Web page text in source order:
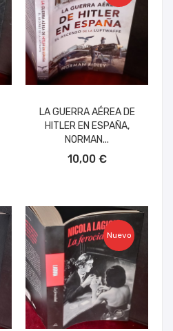
LA GUERRA AÉREA DE
HITLER EN ESPAÑA,
NORMAN...
10,00 €
Nuevo